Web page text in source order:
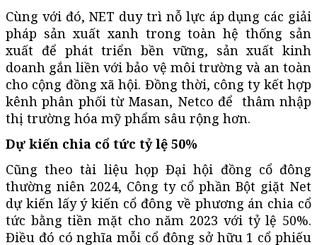
Cùng với đó, NET duy trì nỗ lực áp dụng các giải
pháp sản xuất xanh trong toàn hệ thống sản
xuất để phát triển bền vững, sản xuất kinh
doanh gắn liền với bảo vệ môi trường và an toàn
cho cộng đồng xã hội. Đồng thời, công ty kết hợp
kênh phân phối từ Masan, Netco để thâm nhập
thị trường hóa mỹ phẩm sâu rộng hơn.
Dự kiến chia cổ tức tỷ lệ 50%
Cũng theo tài liệu họp Đại hội đồng cổ đông
thường niên 2024, Công ty cổ phần Bột giặt Net
dự kiến lấy ý kiến cổ đông về phương án chia cổ
tức bằng tiền mặt cho năm 2023 với tỷ lệ 50%.
Điều đó có nghĩa mỗi cổ đông sở hữu 1 cổ phiếu